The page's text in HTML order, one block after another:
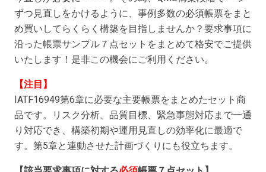
ずつ見直しをかけるように、事例多数の必須帳票をまと
め買いしてらくらく構築を目指しませんか？要求事項に
沿った帳票サンプル７点セットをまとめて格安でご提供
いたします！是非この機会にご利用ください。
【注目】
IATF16949第6章に必要な主要帳票をまとめたセット商
品です。リスク分析、品質目標、緊急事態対応まで一通
り対応でき、構築初期や運用見直しの効率化に最適で
す。第5章と連動させた計画づくりにも役立ちます。